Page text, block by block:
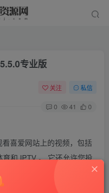
专业版
关注 私信
0 41 0
喜爱网站上的视频，包括
和 IPTV 。 它还允许您投
持照片和音频文件。 在网页
的字幕，或者您可以使用